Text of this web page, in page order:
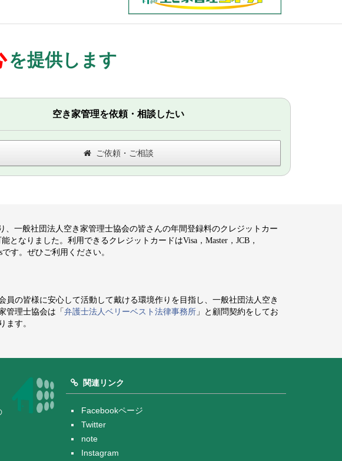
を提供します
空き家管理を依頼・相談したい
ご依頼・ご相談
、一般社団法人空き家管理士協会の皆さんの年間登録料のクレジットカー
能となりました。利用できるクレジットカードはVisa，Master，JCB，
です。ぜひご利用ください。
員の皆様に安心して活動して戴ける環境作りを目指し、一般社団法人空き
管理士協会は「 弁護士法人ベリーベスト法律事務所 」と顧問契約をしてお
ります。
関連リンク
Facebookページ
Twitter
note
Instagram